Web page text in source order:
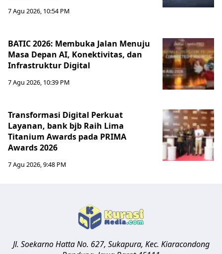
7 Agu 2026, 10:54 PM
BATIC 2026: Membuka Jalan Menuju
Masa Depan AI, Konektivitas, dan
Infrastruktur Digital
7 Agu 2026, 10:39 PM
Transformasi Digital Perkuat
Layanan, bank bjb Raih Lima
Titanium Awards pada PRIMA
Awards 2026
7 Agu 2026, 9:48 PM
Jl. Soekarno Hatta No. 627, Sukapura, Kec. Kiaracondong